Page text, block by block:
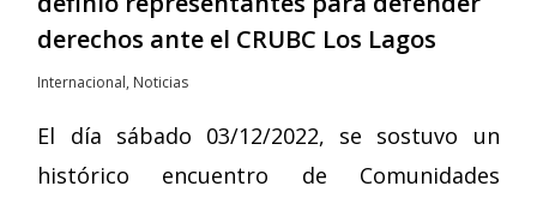
derechos ante el CRUBC Los Lagos
Internacional, Noticias
El día sábado 03/12/2022, se sostuvo un
histórico encuentro de Comunidades